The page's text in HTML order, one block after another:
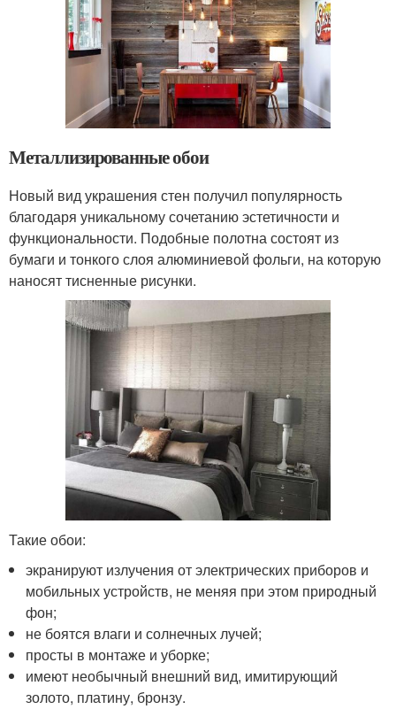
Металлизированные обои
Новый вид украшения стен получил популярность
благодаря уникальному сочетанию эстетичности и
функциональности. Подобные полотна состоят из
бумаги и тонкого слоя алюминиевой фольги, на которую
наносят тисненные рисунки.
Такие обои:
экранируют излучения от электрических приборов и
мобильных устройств, не меняя при этом природный
фон;
не боятся влаги и солнечных лучей;
просты в монтаже и уборке;
имеют необычный внешний вид, имитирующий
золото, платину, бронзу.